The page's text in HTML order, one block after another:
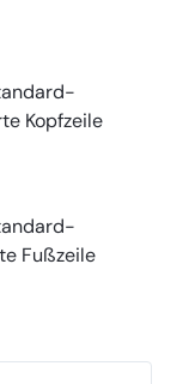
Kopfzeile
Fußzeile